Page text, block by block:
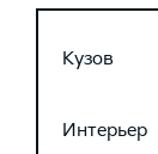
Кузов
Интерьер